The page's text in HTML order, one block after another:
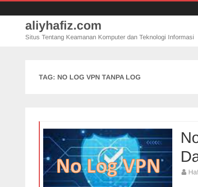
aliyhafiz.com
Situs Tentang Keamanan Komputer dan Teknologi Informasi
TAG: NO LOG VPN TANPA LOG